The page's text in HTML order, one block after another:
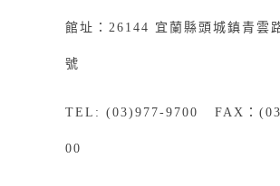
館址：26144 宜蘭縣頭城鎮青雲
號
TEL: (03)977-9700 FAX：
00